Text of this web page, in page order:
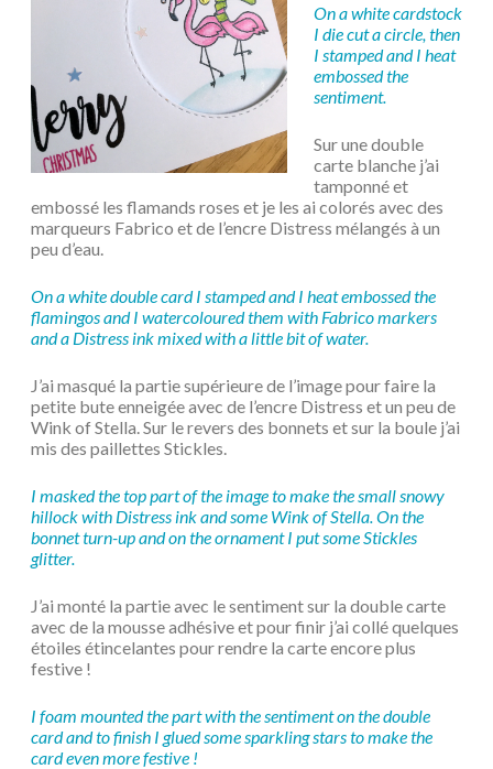
On a white cardstock
I die cut a circle, then
I stamped and I heat
embossed the
sentiment.
Sur une double
carte blanche j’ai
tamponné et
embossé les flamands roses et je les ai colorés avec des
marqueurs Fabrico et de l’encre Distress mélangés à un
peu d’eau.
On a white double card I stamped and I heat embossed the
flamingos and I watercoloured them with Fabrico markers
and a Distress ink mixed with a little bit of water.
J’ai masqué la partie supérieure de l’image pour faire la
petite bute enneigée avec de l’encre Distress et un peu de
Wink of Stella. Sur le revers des bonnets et sur la boule j’ai
mis des paillettes Stickles.
I masked the top part of the image to make the small snowy
hillock with Distress ink and some Wink of Stella. On the
bonnet turn-up and on the ornament I put some Stickles
glitter.
J’ai monté la partie avec le sentiment sur la double carte
avec de la mousse adhésive et pour finir j’ai collé quelques
étoiles étincelantes pour rendre la carte encore plus
festive !
I foam mounted the part with the sentiment on the double
card and to finish I glued some sparkling stars to make the
card even more festive !